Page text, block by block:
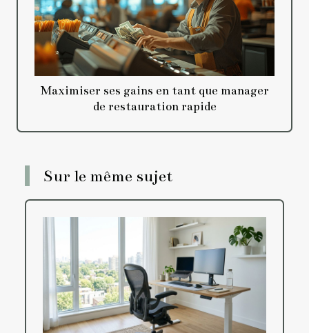
Maximiser ses gains en tant que manager
de restauration rapide
Sur le même sujet